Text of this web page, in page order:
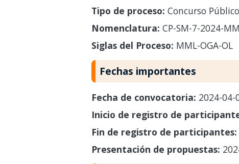
Tipo de proceso: Concurso Público
Nomenclatura: CP-SM-7-2024-
Siglas del Proceso: MML-OGA-OL
Fechas importantes
Fecha de convocatoria: 2024-04-
Inicio de registro de
Fin de registro de participantes:
Presentación de propuestas: